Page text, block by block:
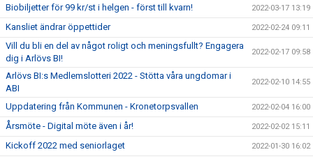
Biobiljetter för 99 kr/st i helgen - först till kvarn! 2022-03-17 13:19
Kansliet ändrar öppettider 2022-02-24 09:11
Vill du bli en del av något roligt och meningsfullt? Engagera
dig i Arlövs BI!
2022-02-17 09:58
Arlövs BI:s Medlemslotteri 2022 - Stötta våra ungdomar i
ABI
2022-02-10 14:55
Uppdatering från Kommunen - Kronetorpsvallen 2022-02-04 16:00
Årsmöte - Digital möte även i år! 2022-02-02 15:11
Kickoff 2022 med seniorlaget 2022-01-30 16:02